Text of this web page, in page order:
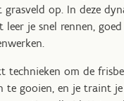
grasveld op. In deze
leer je snel rennen, goed
technieken om de
te gooien, en je traint